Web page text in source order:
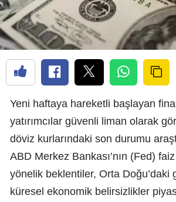
Yeni haftaya hareketli başlayan
yatırımcılar güvenli liman olarak
döviz kurlarındaki son durumu
ABD Merkez Bankası’nın (Fed)
yönelik beklentiler, Orta Doğu’daki
küresel ekonomik belirsizlikler